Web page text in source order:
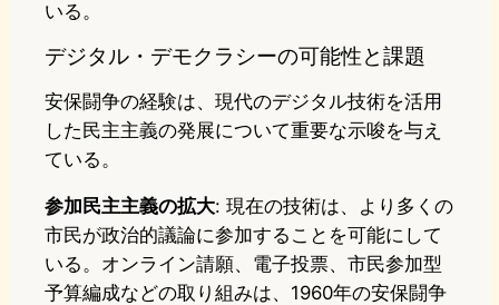
いる。
デジタル・デモクラシーの可能性と課題
安保闘争の経験は、現代のデジタル技術を活用
した民主主義の発展について重要な示唆を与え
ている。
参加民主主義の拡大: 現在の技術は、より多くの
市民が政治的議論に参加することを可能にして
いる。オンライン請願、電子投票、市民参加型
予算編成などの取り組みは、1960年の安保闘争